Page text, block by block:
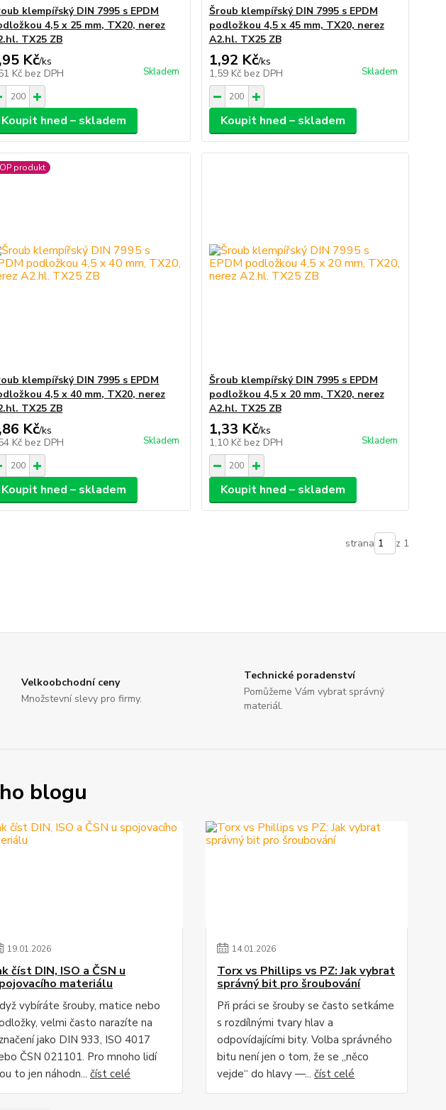
klempířský DIN 7995 s EPDM
4,5 x 25 mm, TX20, nerez
TX25 ZB
Kč/ks
Kč bez DPH Skladem
Koupit hned – skladem
Šroub klempířský DIN 7995 s EPDM
podložkou 4,5 x 45 mm, TX20, nerez
A2.hl. TX25 ZB
1,92 Kč/ks
1,59 Kč bez DPH Skladem
Koupit hned – skladem
produkt
klempířský DIN 7995 s EPDM
4,5 x 40 mm, TX20, nerez
TX25 ZB
Kč/ks
Kč bez DPH Skladem
Koupit hned – skladem
Šroub klempířský DIN 7995 s EPDM
podložkou 4,5 x 20 mm, TX20, nerez
A2.hl. TX25 ZB
1,33 Kč/ks
1,10 Kč bez DPH Skladem
Koupit hned – skladem
strana z 1
Velkoobchodní ceny
Množstevní slevy pro firmy.
Technické poradenství
Pomůžeme Vám vybrat správný
materiál.
blogu
19.01.2026
číst DIN, ISO a ČSN u
materiálu
vybíráte šrouby, matice nebo
velmi často narazíte na
jako DIN 933, ISO 4017
ČSN 021101. Pro mnoho lidí
to jen náhodn... číst celé
14.01.2026
Torx vs Phillips vs PZ: Jak vybrat
správný bit pro šroubování
Při práci se šrouby se často setkáme
s rozdílnými tvary hlav a
odpovídajícími bity. Volba správného
bitu není jen o tom, že se „něco
vejde“ do hlavy —...číst celé